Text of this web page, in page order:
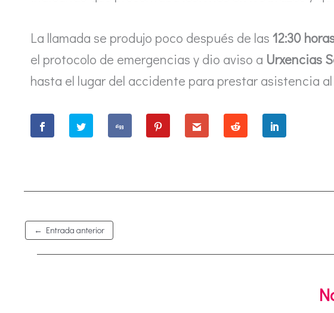
La llamada se produjo poco después de las 12:30
el protocolo de emergencias y dio aviso a Urxencias
hasta el lugar del accidente para prestar asistencia
← Entrada anterior